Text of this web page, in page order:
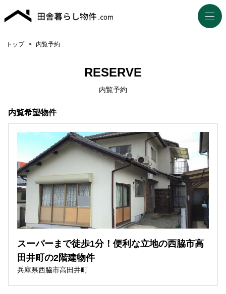
トップ > 内覧予約
RESERVE
内覧予約
内覧希望物件
スーパーまで徒歩1分！便利な立地の西脇市高
田井町の2階建物件
兵庫県西脇市高田井町